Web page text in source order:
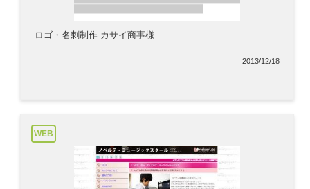
ロゴ・名刺制作 カサイ商事様
2013/12/18
WEB